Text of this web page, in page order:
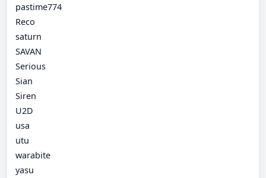
pastime774
Reco
saturn
SAVAN
Serious
Sian
Siren
U2D
usa
utu
warabite
yasu